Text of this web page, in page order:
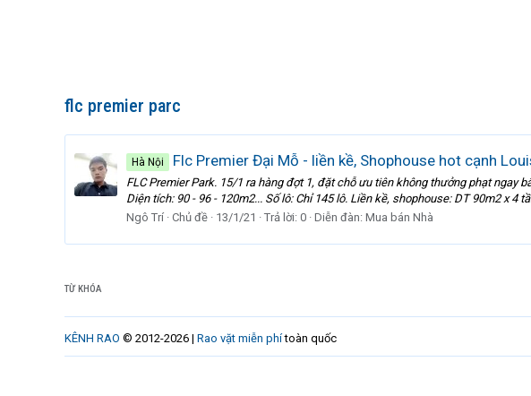
flc premier parc
Hà Nội Flc Premier Đại Mỗ - liền kề, Shophouse hot cạnh
FLC Premier Park. 15/1 ra hàng đợt 1, đặt chỗ ưu tiên không thưởng phạt ngay
Diện tích: 90 - 96 - 120m2... Số lô: Chỉ 145 lô. Liền kề, shophouse: DT 90m2 x 4
Ngô Trí Chủ đề 13/1/21 Trả lời: 0 Diễn đàn: Mua bán Nhà
TỪ KHÓA
KÊNH RAO © 2012-2026 | Rao vặt miễn phítoàn quốc